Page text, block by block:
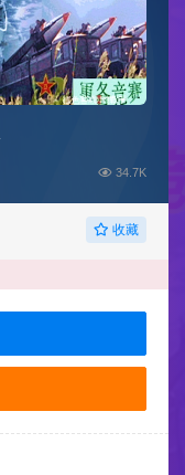
34.7K
收藏